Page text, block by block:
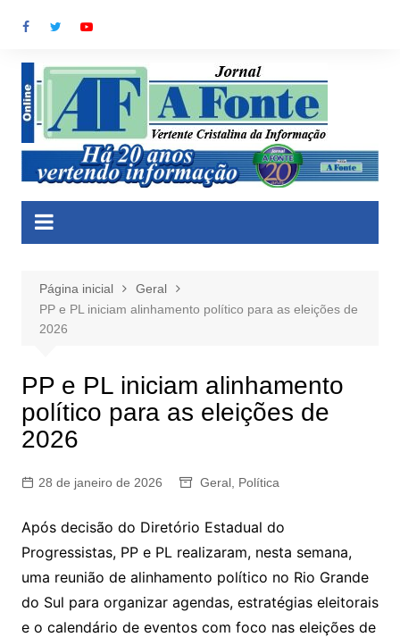
para
conteúdo
Página inicial
Geral
PP e PL iniciam alinhamento político para as eleições de
2026
PP e PL iniciam alinhamento
político para as eleições de
2026
28 de janeiro de 2026 Geral, Política
Após decisão do Diretório Estadual do
Progressistas, PP e PL realizaram, nesta semana,
uma reunião de alinhamento político no Rio Grande
do Sul para organizar agendas, estratégias eleitorais
e o calendário de eventos com foco nas eleições de